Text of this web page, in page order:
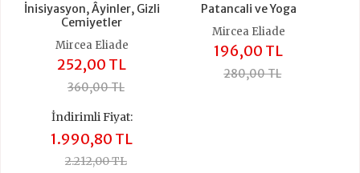
İnisiyasyon, Âyinler, Gizli
Cemiyetler
Mircea Eliade
252,00 TL
360,00 TL
Patancali ve Yoga
Mircea Eliade
196,00 TL
280,00 TL
İndirimli Fiyat:
1.990,80 TL
2.212,00 TL